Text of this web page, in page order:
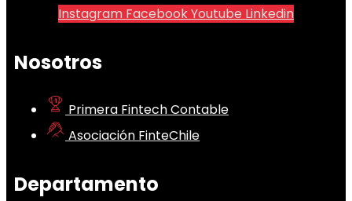
Instagram FacebookYoutube Linkedin
Nosotros
Primera Fintech Contable
Asociación FinteChile
Departamento